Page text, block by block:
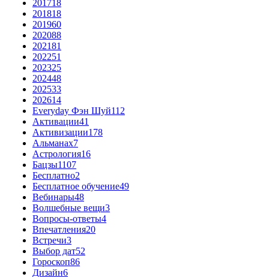
201718
201818
201960
202088
202181
202251
202325
202448
202533
202614
Everyday Фэн Шуй112
Активации41
Активизации178
Альманах7
Астрология16
Бацзы1107
Бесплатно2
Бесплатное обучение49
Вебинары48
Волшебные вещи3
Вопросы-ответы4
Впечатления20
Встречи3
Выбор дат52
Гороскоп86
Дизайн6